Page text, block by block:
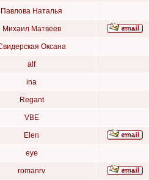
Павлова Наталья
Михаил Матвеев
Оксана
alf
ina
Regant
VBE
Elen
eye
romanrv